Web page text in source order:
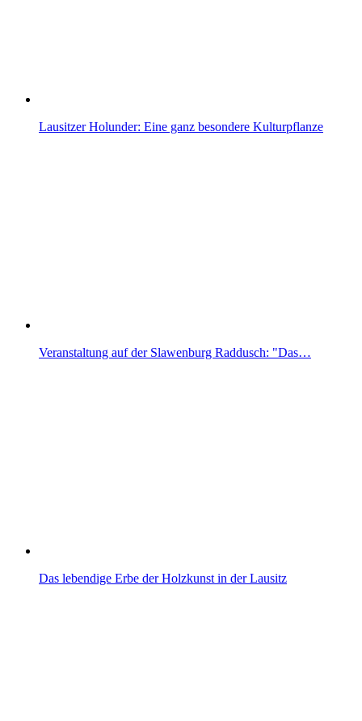
Lausitzer Holunder: Eine ganz besondere Kulturpflanze
Veranstaltung auf der Slawenburg Raddusch: "Das…
Das lebendige Erbe der Holzkunst in der Lausitz